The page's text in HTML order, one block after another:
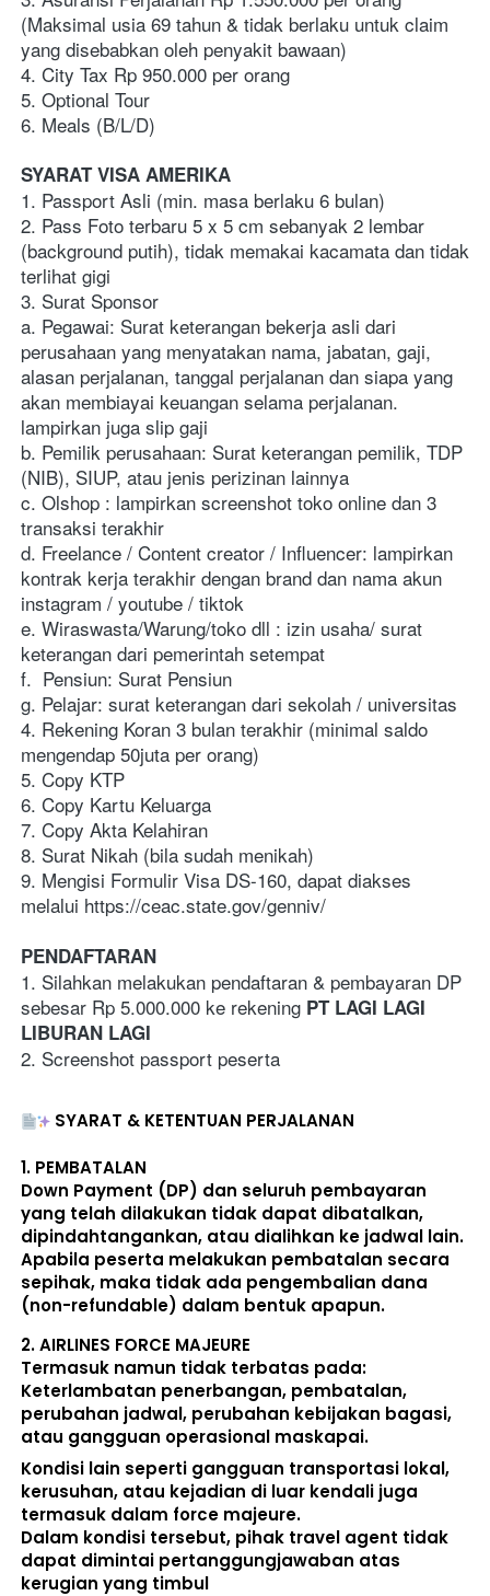
(Maksimal usia 69 tahun & tidak berlaku untuk claim
yang disebabkan oleh penyakit bawaan)
4. City Tax Rp 950.000 per orang
5. Optional Tour
6. Meals (B/L/D)
SYARAT VISA AMERIKA
1. Passport Asli (min. masa berlaku 6 bulan)
2. Pass Foto terbaru 5 x 5 cm sebanyak 2 lembar
(background putih), tidak memakai kacamata dan tidak
terlihat gigi
3. Surat Sponsor
a. Pegawai: Surat keterangan bekerja asli dari
perusahaan yang menyatakan nama, jabatan, gaji,
alasan perjalanan, tanggal perjalanan dan siapa yang
akan membiayai keuangan selama perjalanan.
lampirkan juga slip gaji
b. Pemilik perusahaan: Surat keterangan pemilik, TDP
(NIB), SIUP, atau jenis perizinan lainnya
c. Olshop : lampirkan screenshot toko online dan 3
transaksi terakhir
d. Freelance / Content creator / Influencer: lampirkan
kontrak kerja terakhir dengan brand dan nama akun
instagram / youtube / tiktok
e. Wiraswasta/Warung/toko dll : izin usaha/ surat
keterangan dari pemerintah setempat
f.  Pensiun: Surat Pensiun
g. Pelajar: surat keterangan dari sekolah / universitas
4. Rekening Koran 3 bulan terakhir (minimal saldo
mengendap 50juta per orang)
5. Copy KTP
6. Copy Kartu Keluarga
7. Copy Akta Kelahiran
8. Surat Nikah (bila sudah menikah)
9. Mengisi Formulir Visa DS-160, dapat diakses
melalui https://ceac.state.gov/genniv/
PENDAFTARAN
1. Silahkan melakukan pendaftaran & pembayaran DP
sebesar Rp 5.000.000 ke rekening PT LAGI LAGI
LIBURAN LAGI
2. Screenshot passport peserta
SYARAT & KETENTUAN PERJALANAN
1. PEMBATALAN
Down Payment (DP) dan seluruh pembayaran
yang telah dilakukan tidak dapat dibatalkan,
dipindahtangankan, atau dialihkan ke jadwal lain.
Apabila peserta melakukan pembatalan secara
sepihak, maka tidak ada pengembalian dana
(non-refundable) dalam bentuk apapun.
2. AIRLINES FORCE MAJEURE
Termasuk namun tidak terbatas pada:
Keterlambatan penerbangan, pembatalan,
perubahan jadwal, perubahan kebijakan bagasi,
atau gangguan operasional maskapai.
Kondisi lain seperti gangguan transportasi lokal,
kerusuhan, atau kejadian di luar kendali juga
termasuk dalam force majeure.
Dalam kondisi tersebut, pihak travel agent tidak
dapat dimintai pertanggungjawaban atas
kerugian yang timbul